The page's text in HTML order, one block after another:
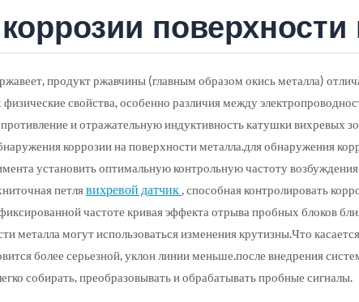
продукт ржавчины (главным образом окись металла)
свойства, особенно различия между
и отражательную индуктивность катушки вихревых
коррозии на поверхности металла.для обнаружения
установить оптимальную контрольную частоту
петлявихревой датчик , способная контролировать
частоте кривая эффекта отрыва пробных блоков
металла могут использоваться изменения крутизны.Что
более серьезной, уклон линии меньше.после внедрения
собирать, преобразовывать и обрабатывать пробные сигналы.